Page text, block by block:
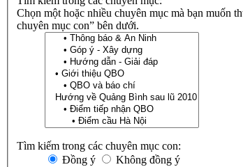
Chọn một hoặc nhiều chuyên mục mà bạn muốn
chuyên mục con” bên dưới.
Tìm kiếm trong các chuyên mục con:
Đồng ý
Không đồng ý